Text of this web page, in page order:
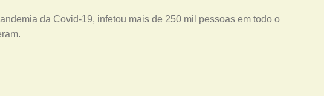
da Covid-19, infetou mais de 250 mil pessoas em todo o